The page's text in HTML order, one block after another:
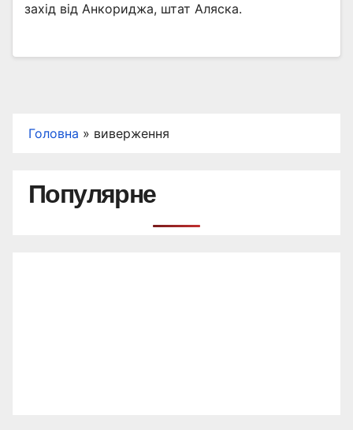
захід від Анкориджа, штат Аляска.
Головна » виверження
Популярне